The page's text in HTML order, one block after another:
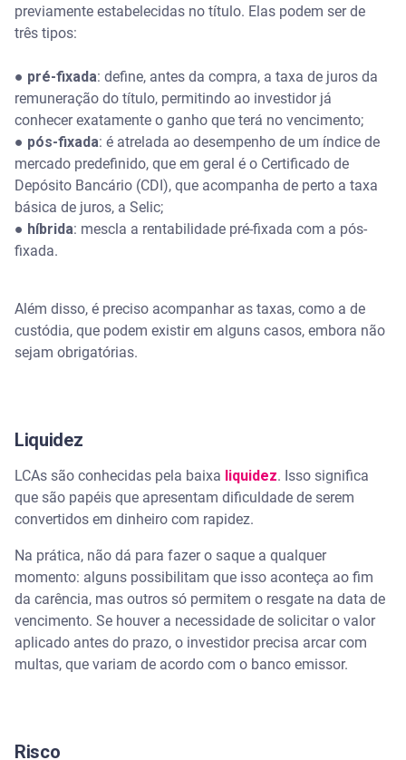
previamente estabelecidas no título. Elas podem ser de
três tipos:
● pré-fixada: define, antes da compra, a taxa de juros da
remuneração do título, permitindo ao investidor já
conhecer exatamente o ganho que terá no vencimento;
● pós-fixada: é atrelada ao desempenho de um índice de
mercado predefinido, que em geral é o Certificado de
Depósito Bancário (CDI), que acompanha de perto a taxa
básica de juros, a Selic;
● híbrida: mescla a rentabilidade pré-fixada com a pós-
fixada.
Além disso, é preciso acompanhar as taxas, como a de
custódia, que podem existir em alguns casos, embora não
sejam obrigatórias.
Liquidez
LCAs são conhecidas pela baixa liquidez. Isso significa
que são papéis que apresentam dificuldade de serem
convertidos em dinheiro com rapidez.
Na prática, não dá para fazer o saque a qualquer
momento: alguns possibilitam que isso aconteça ao fim
da carência, mas outros só permitem o resgate na data de
vencimento. Se houver a necessidade de solicitar o valor
aplicado antes do prazo, o investidor precisa arcar com
multas, que variam de acordo com o banco emissor.
Risco